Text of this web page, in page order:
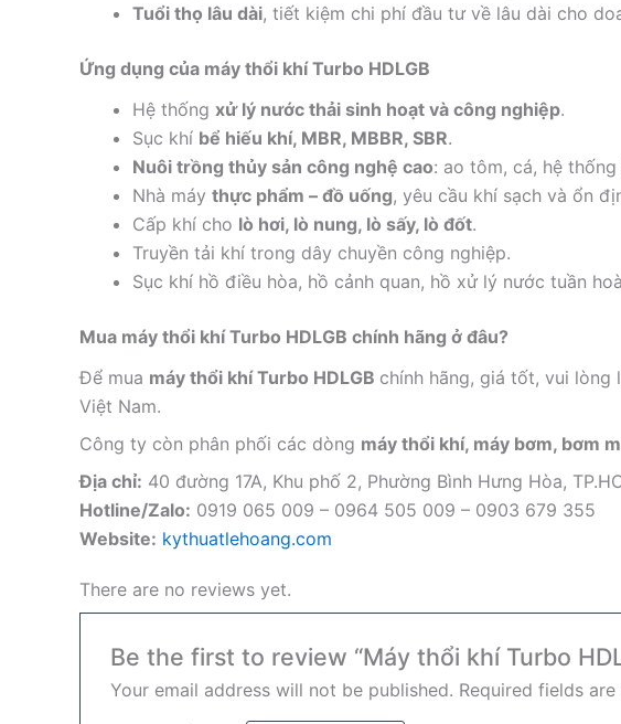
Tuổi thọ lâu dài, tiết kiệm chi phí đầu tư về lâu dài cho
Ứng dụng của máy thổi khí Turbo HDLGB
Hệ thống xử lý nước thải sinh hoạt và công nghiệp.
Sục khí bể hiếu khí, MBR, MBBR, SBR.
Nuôi trồng thủy sản công nghệ cao: ao tôm, cá, hệ thống
Nhà máy thực phẩm – đồ uống, yêu cầu khí sạch và ổn
Cấp khí cho lò hơi, lò nung, lò sấy, lò đốt.
Truyền tải khí trong dây chuyền công nghiệp.
Sục khí hồ điều hòa, hồ cảnh quan, hồ xử lý nước tuần
Mua máy thổi khí Turbo HDLGB chính hãng ở đâu?
Để mua máy thổi khí Turbo HDLGB chính hãng, giá tốt, vui lòng
Việt Nam.
Công ty còn phân phối các dòng máy thổi khí, máy bơm, bơm
Địa chỉ: 40 đường 17A, Khu phố 2, Phường Bình Hưng Hòa,
Hotline/Zalo: 0919 065 009 – 0964 505 009 – 0903 679 355
Website: kythuatlehoang.com
There are no reviews yet.
Be the first to review “Máy thổi khí Turbo
Your email address will not be published. Required fields are